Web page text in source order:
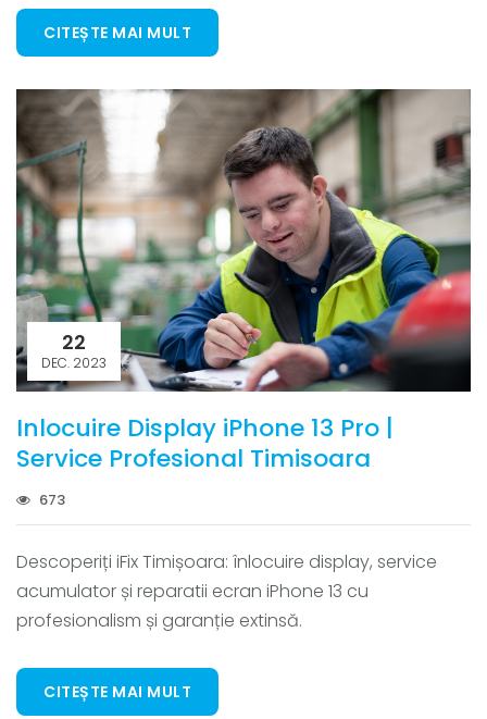
CITEȘTE MAI MULT
22
DEC. 2023
Inlocuire Display iPhone 13 Pro |
Service Profesional Timisoara
673
Descoperiți iFix Timișoara: înlocuire display, service
acumulator și reparatii ecran iPhone 13 cu
profesionalism și garanție extinsă.
CITEȘTE MAI MULT